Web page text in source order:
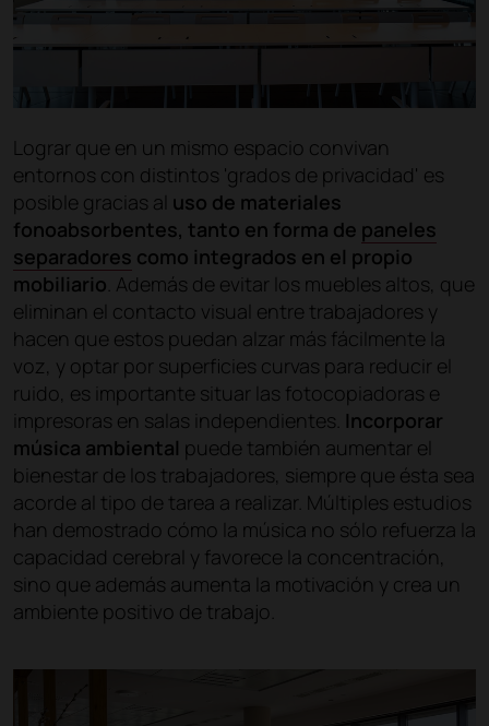
Lograr que en un mismo espacio convivan
entornos con distintos 'grados de privacidad' es
posible gracias al uso de materiales
fonoabsorbentes, tanto en forma de paneles
separadores como integrados en el propio
mobiliario . Además de evitar los muebles altos, que
eliminan el contacto visual entre trabajadores y
hacen que estos puedan alzar más fácilmente la
voz, y optar por superficies curvas para reducir el
ruido, es importante situar las fotocopiadoras e
impresoras en salas independientes. Incorporar
música ambiental puede también aumentar el
bienestar de los trabajadores, siempre que ésta sea
acorde al tipo de tarea a realizar. Múltiples estudios
han demostrado cómo la música no sólo refuerza la
capacidad cerebral y favorece la concentración,
sino que además aumenta la motivación y crea un
ambiente positivo de trabajo.